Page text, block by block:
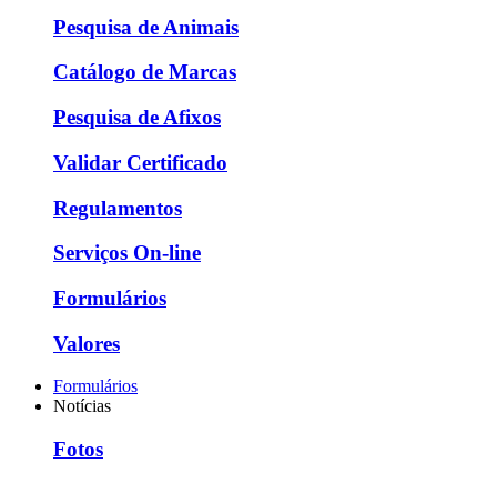
Pesquisa de Animais
Catálogo de Marcas
Pesquisa de Afixos
Validar Certificado
Regulamentos
Serviços On-line
Formulários
Valores
Formulários
Notícias
Fotos